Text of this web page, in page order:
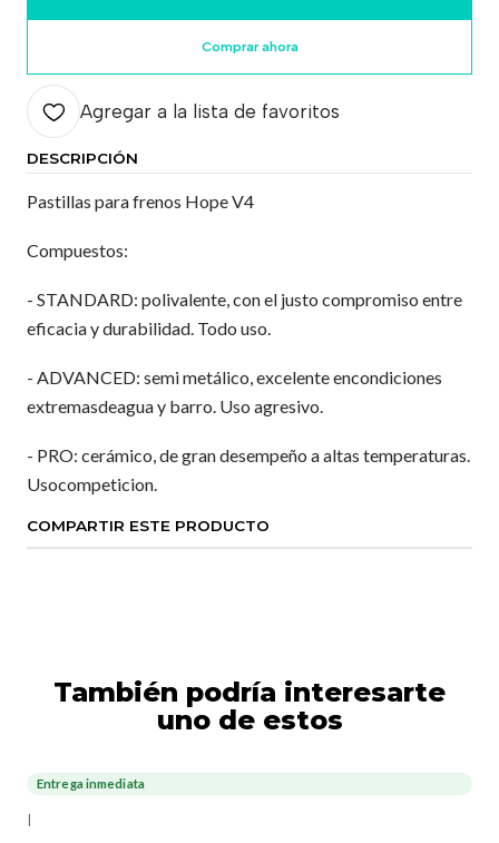
Comprar ahora
Agregar a la lista de favoritos
DESCRIPCIÓN
Pastillas para frenos Hope V4
Compuestos:
- STANDARD: polivalente, con el justo compromiso entre
eficacia y durabilidad. Todo uso.
- ADVANCED: semi metálico, excelente encondiciones
extremasdeagua y barro. Uso agresivo.
- PRO: cerámico, de gran desempeño a altas temperaturas.
Usocompeticion.
COMPARTIR ESTE PRODUCTO
También podría interesarte
uno de estos
Entrega inmediata
|